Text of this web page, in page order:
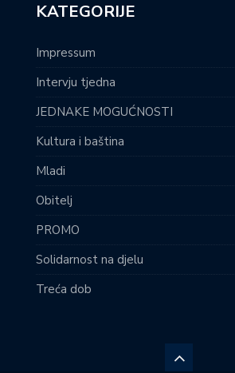
KATEGORIJE
Impressum
Intervju tjedna
JEDNAKE MOGUĆNOSTI
Kultura i baština
Mladi
Obitelj
PROMO
Solidarnost na djelu
Treća dob